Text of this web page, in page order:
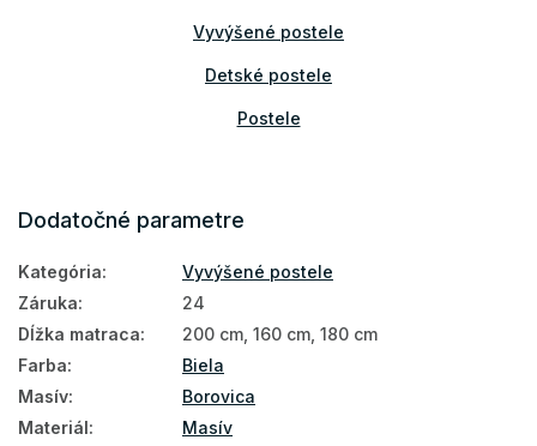
Vyvýšené postele
Detské postele
Postele
Dodatočné parametre
Kategória:
Vyvýšené postele
Záruka:
24
Dĺžka matraca:
200 cm, 160 cm, 180 cm
Farba:
Biela
Masív:
Borovica
Materiál:
Masív